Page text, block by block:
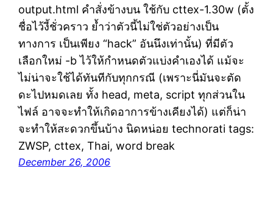
output.html คำสั่งข้างบน ใช้กับ cttex-1.30w (ตั้ง
ชื่อไว้งี้ชั่วคราว ย้ำว่าตัวนี้ไม่ใช่ตัวอย่างเป็น
ทางการ เป็นเพียง “hack” อันนึงเท่านั้น) ที่มีตัว
เลือกใหม่ -b ไว้ให้กำหนดตัวแบ่งคำเองได้ แม้จะ
ไม่น่าจะใช้ได้ทันทีกับทุกกรณี (เพราะนี่มันจะตัด
ดะไปหมดเลย ทั้ง head, meta, script ทุกส่วนใน
ไฟล์ อาจจะทำให้เกิดอาการข้างเคียงได้) แต่ก็น่า
จะทำให้สะดวกขึ้นบ้าง นิดหน่อย technorati tags:
ZWSP, cttex, Thai, word break
December 26, 2006